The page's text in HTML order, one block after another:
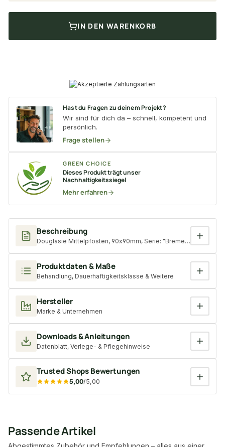
Beschreibung
Douglasie Mittelpfosten, 90x90mm, Serie: "Bremen" KD,
Produktdaten & Maße
Behandlung, Dauerhaftigkeitsklasse & Weitere
Hersteller
Marke & Unternehmen
Downloads & Anleitungen
Datenblatt, Verlege- & Pflegehinweise
Trusted Shops Bewertungen
5,00/5,00
IN DEN WARENKORB
Hast du Fragen zu deinem Projekt?
Wir sind für dich da – schnell, kompetent und
persönlich.
Frage stellen
GREEN CHOICE
Dieses Produkt trägt unser
Nachhaltigkeitssiegel
Mehr erfahren
Passende Artikel